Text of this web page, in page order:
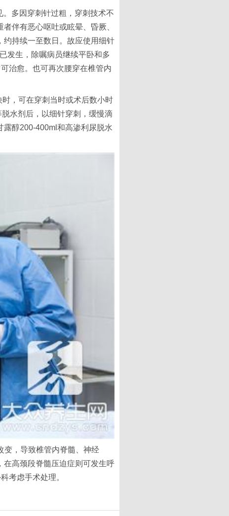
多因穿刺针过粗，穿刺技术不
伴有恶心呕吐或眩晕、昏厥、
约持续一至数日。故应使用细针
发生，除嘱病员继续平卧和多
治愈。也可再次腰穿在椎管内
，可在穿刺当时或术后数小时
水剂后，以细针穿刺，缓慢滴
醇200-400ml和高渗利尿脱水
变，导致椎管内脊髓、神经
在高颈段脊髓压迫症则可发生呼
考虑手术处理。